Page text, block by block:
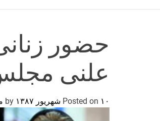
حضور
علنی
Posted on ۱۰ شهریور ۱۳۸۷